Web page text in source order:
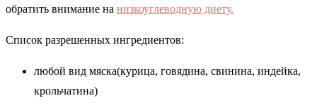
обратить внимание на низкоуглеводную диету.
Список разрешенных ингредиентов:
любой вид мяска(курица, говядина, свинина, индейка,
крольчатина)